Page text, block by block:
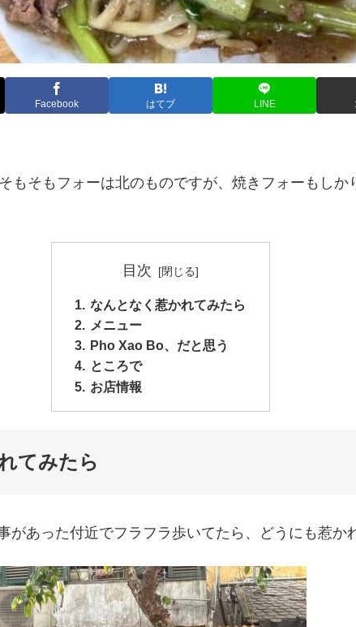
Facebook はてブ LINE
もそもフォーは北のものですが、焼きフォーもしか
目次
なんとなく惹かれてみたら
メニュー
Pho Xao Bo、だと思う
ところで
お店情報
てみたら
があった付近でフラフラ歩いてたら、どうにも惹か